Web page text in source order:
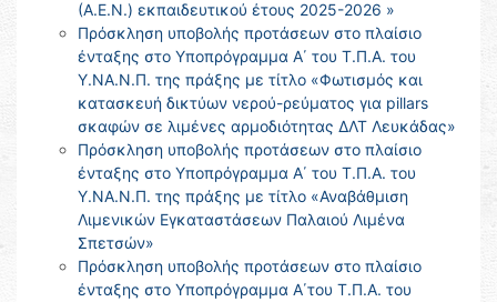
(Α.Ε.Ν.) εκπαιδευτικού έτους 2025-2026 »
Πρόσκληση υποβολής προτάσεων στο πλαίσιο
ένταξης στο Υποπρόγραμμα Α΄ του Τ.Π.Α. του
Υ.ΝΑ.Ν.Π. της πράξης με τίτλο «Φωτισμός και
κατασκευή δικτύων νερού-ρεύματος για pillars
σκαφών σε λιμένες αρμοδιότητας ΔΛΤ Λευκάδας»
Πρόσκληση υποβολής προτάσεων στο πλαίσιο
ένταξης στο Υποπρόγραμμα Α΄ του Τ.Π.Α. του
Υ.ΝΑ.Ν.Π. της πράξης με τίτλο «Αναβάθμιση
Λιμενικών Εγκαταστάσεων Παλαιού Λιμένα
Σπετσών»
Πρόσκληση υποβολής προτάσεων στο πλαίσιο
ένταξης στο Υποπρόγραμμα Α΄του Τ.Π.Α. του